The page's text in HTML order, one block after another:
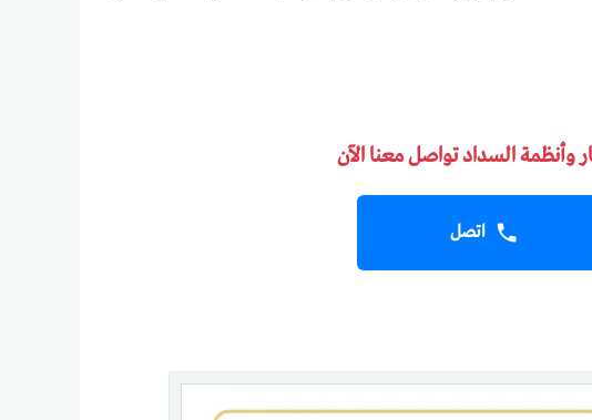
وأنظمة السداد تواصل معنا الآن
اتصل